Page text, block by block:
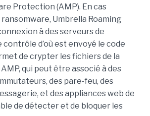
Protection (AMP). En cas
ransomware, Umbrella Roaming
à des serveurs de
contrôle d’où est envoyé le code
de crypter les fichiers de la
qui peut être associé à des
des pare-feu, des
et des appliances web de
de détecter et de bloquer les